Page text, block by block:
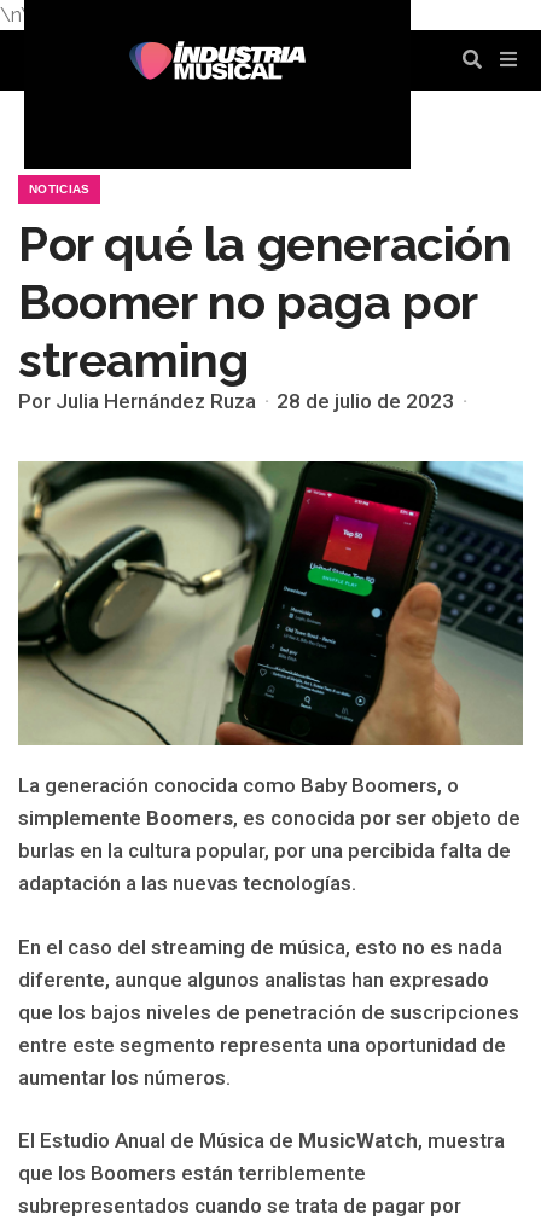
\n\n
NOTICIAS
Por qué la generación
Boomer no paga por
streaming
Por Julia Hernández Ruza 28 de julio de 2023
La generación conocida como Baby Boomers, o
simplemente Boomers, es conocida por ser objeto de
burlas en la cultura popular, por una percibida falta de
adaptación a las nuevas tecnologías.
En el caso del streaming de música, esto no es nada
diferente, aunque algunos analistas han expresado
que los bajos niveles de penetración de suscripciones
entre este segmento representa una oportunidad de
aumentar los números.
El Estudio Anual de Música de MusicWatch, muestra
que los Boomers están terriblemente
subrepresentados cuando se trata de pagar por